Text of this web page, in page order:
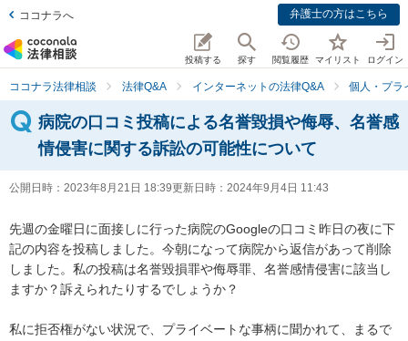
ココナラへ 弁護士の方はこちら
投稿する 探す 閲覧履歴 マイリスト ログイン
ココナラ法律相談 法律Q&A インターネットの法律Q&A 個人・プラ
病院の口コミ投稿による名誉毀損や侮辱、名誉感
情侵害に関する訴訟の可能性について
公開日時： 2023年8月21日 18:39更新日時： 2024年9月4日 11:43
先週の金曜日に面接しに行った病院のGoogleの口コミ昨日の夜に下
記の内容を投稿しました。今朝になって病院から返信があって削除
しました。私の投稿は名誉毀損罪や侮辱罪、名誉感情侵害に該当し
ますか？訴えられたりするでしょうか？
私に拒否権がない状況で、プライベートな事柄に聞かれて、まるで